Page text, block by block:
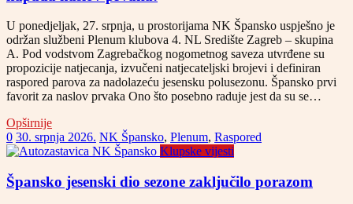
U ponedjeljak, 27. srpnja, u prostorijama NK Špansko uspješno je
održan službeni Plenum klubova 4. NL Središte Zagreb – skupina
A. Pod vodstvom Zagrebačkog nogometnog saveza utvrđene su
propozicije natjecanja, izvučeni natjecateljski brojevi i definiran
raspored parova za nadolazeću jesensku polusezonu. Špansko prvi
favorit za naslov prvaka Ono što posebno raduje jest da su se…
Opširnije
0 30. srpnja 2026. NK Špansko, Plenum, Raspored
Klupske vijesti
Špansko jesenski dio sezone zaključilo porazom